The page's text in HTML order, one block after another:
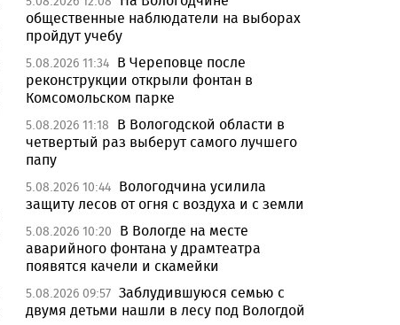
общественные наблюдатели на выборах
пройдут учебу
5.08.2026 11:34 В Череповце после
реконструкции открыли фонтан в
Комсомольском парке
5.08.2026 11:18
В Вологодской области в
четвертый раз выберут самого лучшего
папу
5.08.2026 10:44 Вологодчина усилила
защиту лесов от огня с воздуха и с земли
5.08.2026 10:20
В Вологде на месте
аварийного фонтана у драмтеатра
появятся качели и скамейки
5.08.2026 09:57 Заблудившуюся семью с
двумя детьми нашли в лесу под Вологдой